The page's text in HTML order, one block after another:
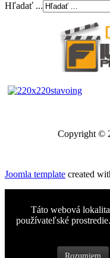
Hľadať ...
Copyright ©
Joomla template created
Táto webová
používateľské
Rozumiem